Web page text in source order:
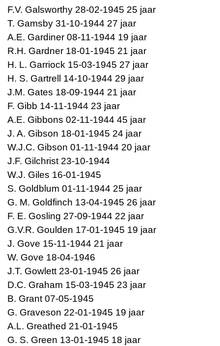
F.V. Galsworthy 28-02-1945 25 jaar
T. Gamsby 31-10-1944 27 jaar
A.E. Gardiner 08-11-1944 19 jaar
R.H. Gardner 18-01-1945 21 jaar
H. L. Garriock 15-03-1945 27 jaar
H. S. Gartrell 14-10-1944 29 jaar
J.M. Gates 18-09-1944 21 jaar
F. Gibb 14-11-1944 23 jaar
A.E. Gibbons 02-11-1944 45 jaar
J. A. Gibson 18-01-1945 24 jaar
W.J.C. Gibson 01-11-1944 20 jaar
J.F. Gilchrist 23-10-1944
W.J. Giles 16-01-1945
S. Goldblum 01-11-1944 25 jaar
G. M. Goldfinch 13-04-1945 26 jaar
F. E. Gosling 27-09-1944 22 jaar
G.V.R. Goulden 17-01-1945 19 jaar
J. Gove 15-11-1944 21 jaar
W. Gove 18-04-1946
J.T. Gowlett 23-01-1945 26 jaar
D.C. Graham 15-03-1945 23 jaar
B. Grant 07-05-1945
G. Graveson 22-01-1945 19 jaar
A.L. Greathed 21-01-1945
G. S. Green 13-01-1945 18 jaar